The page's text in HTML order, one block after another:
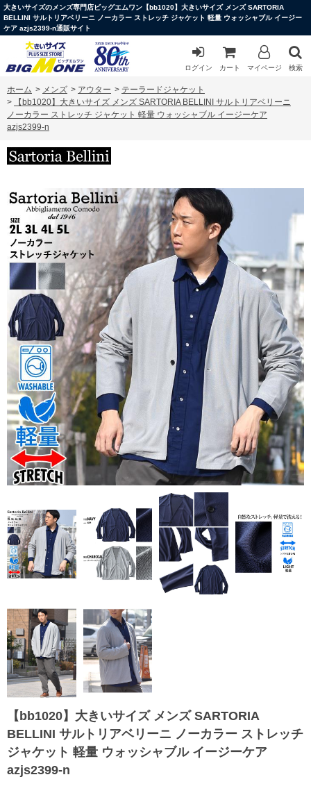
大きいサイズのメンズ専門店ビッグエムワン【bb1020】大きいサイズ メンズ SARTORIA
BELLINI サルトリアベリーニ ノーカラー ストレッチ ジャケット 軽量 ウォッシャブル イージー
ケア azjs2399-n通販サイト
ログイン カート マイページ 検索
ホーム > メンズ > アウター > テーラードジャケット
>
【bb1020】大きいサイズ メンズ SARTORIA BELLINI サルトリアベリーニ
ノーカラー ストレッチ ジャケット 軽量 ウォッシャブル イージーケア
azjs2399-n
【bb1020】大きいサイズ メンズ SARTORIA
BELLINI サルトリアベリーニ ノーカラー ストレッチ
ジャケット 軽量 ウォッシャブル イージーケア
azjs2399-n